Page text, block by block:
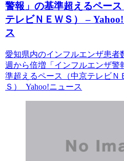
警報」の基準超えるペー
テレビＮＥＷＳ） –
ス
愛知県内のインフルエンザ患者
週から倍増「インフルエンザ警
準超えるペース（中京テレビＮ
Ｓ） Yahoo!ニュース